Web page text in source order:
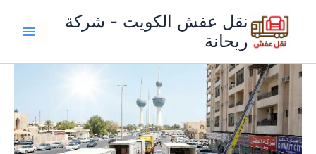
المحتوى
نقل عفش الكويت - شركة
ريحانة